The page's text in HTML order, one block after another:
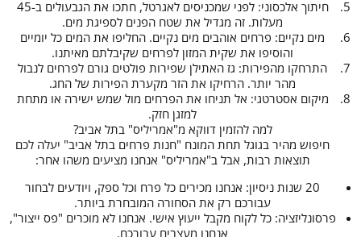
חיתוך אלכסוני: לפני שמכניסים לאגרטל, חתכו את הגבעולים ב-45
מעלות. זה מגדיל את שטח הפנים לספיגת מים.
מים נקיים: פרחים אוהבים מים נקיים. החליפו את המים כל יומיים
והוסיפו את שקית המזון לפרחים שקיבלתם מאיתנו.
התרחקו מהפירות: גז האתילן שפירות פולטים גורם לפרחים לנבול
מהר יותר. הרחיקו את הזר מקערת הפירות של החג.
מיקום אסטרטגי: אל תניחו את הפרחים מול שמש ישירה או מתחת
למזגן חזק.
למה להזמין דווקא מ"אמריליס" בתל אביב?
חיפוש מהיר בגוגל תחת המונח "חנות פרחים בתל אביב" יעלה לכם
תוצאות רבות, אבל ב"אמריליס" אנחנו מציעים משהו אחר:
20 שנות ניסיון: אנחנו מכירים כל פרח וכל ספק, ויודעים לבחור
עבורכם רק את הסחורה המובחרת ביותר.
פרסונליזציה: כל לקוח מקבל ייעוץ אישי. אנחנו לא מוכרים "פס ייצור",
אנחנו מעצבים עבורכם.